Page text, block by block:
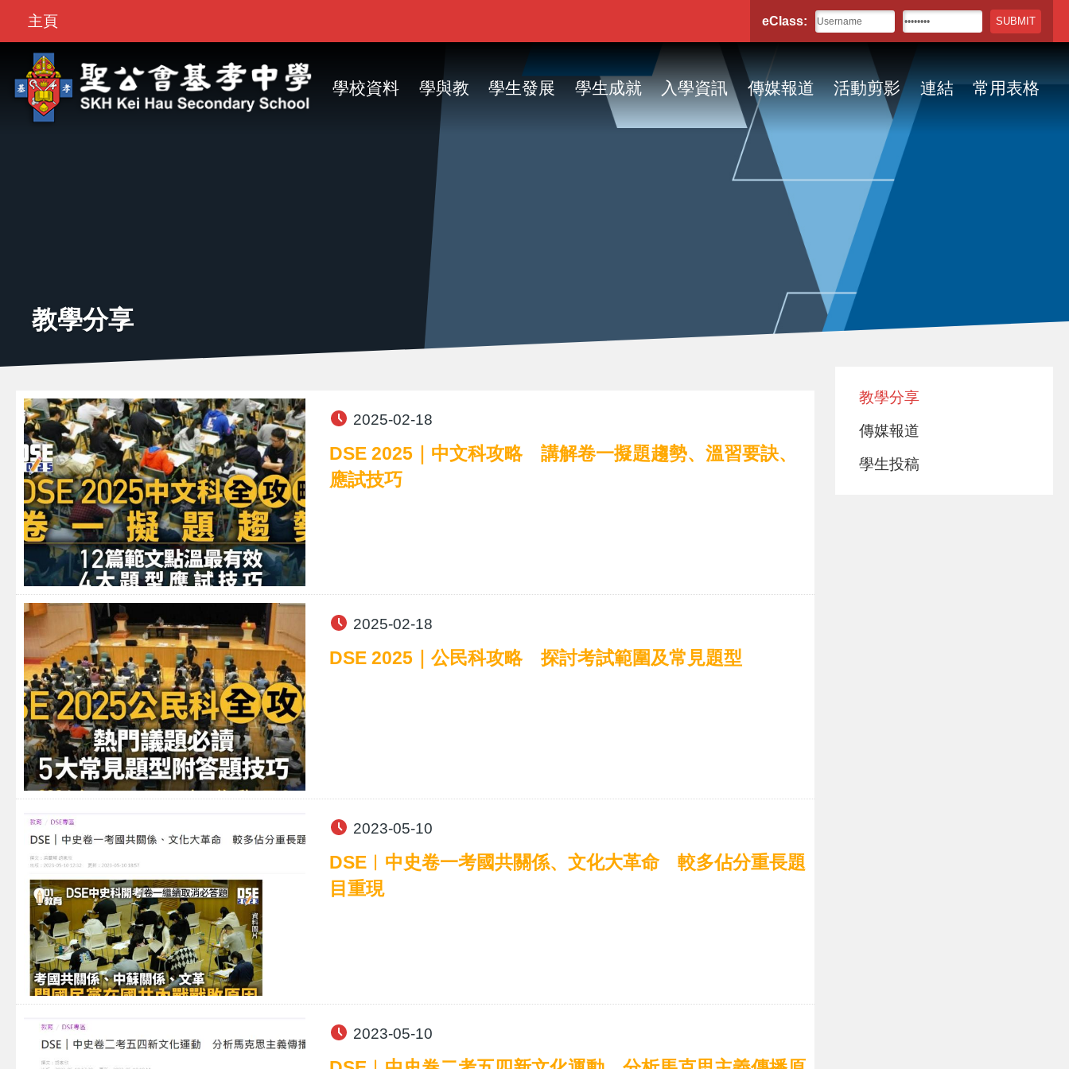
移至主內容
Bar
主頁 eClass:
navigation
學校資料 學與教 學生發展 學生成就 入學資訊 傳媒報道 活動剪影 連結 常用表格
教學分享
2025-02-18
DSE 2025｜中文科攻略 講解卷一擬題趨勢、溫習要訣、
應試技巧
2025-02-18
DSE 2025｜公民科攻略 探討考試範圍及常見題型
2023-05-10
DSE︱中史卷一考國共關係、文化大革命 較多佔分重長題
目重現
2023-05-10
教學分享
傳媒報道
學生投稿